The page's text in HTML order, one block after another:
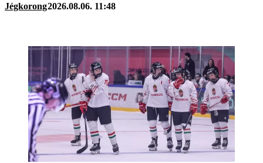
Jégkorong2026.08.06. 11:48